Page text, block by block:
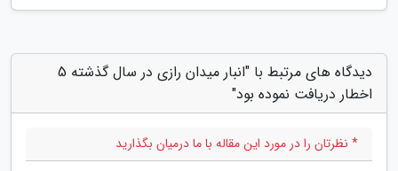
دیدگاه های مرتبط با "انبار میدان رازی در سال گذشته 5
اخطار دریافت نموده بود"
* نظرتان را در مورد این مقاله با ما درمیان بگذارید